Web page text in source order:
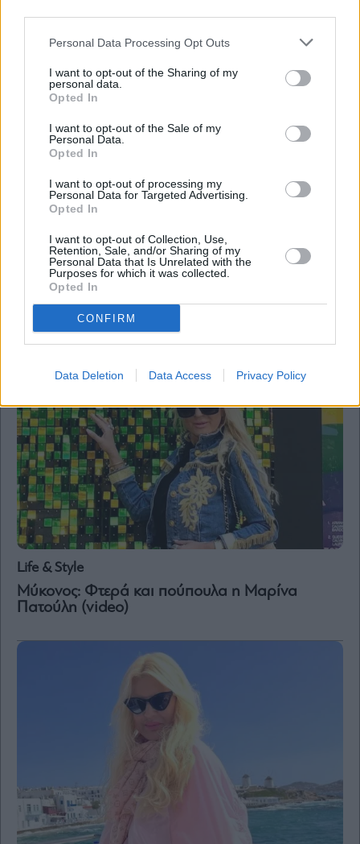
Personal Data Processing Opt Outs
I want to opt-out of the Sharing of my
personal data.
Opted In
I want to opt-out of the Sale of my
Personal Data.
Opted In
I want to opt-out of processing my
Personal Data for Targeted Advertising.
Opted In
I want to opt-out of Collection, Use,
Retention, Sale, and/or Sharing of my
Personal Data that Is Unrelated with the
Purposes for which it was collected.
Opted In
CONFIRM
Data Deletion Data Access Privacy Policy
Life & Style
Μαρίνα Πατούλη: «Λαμπερές» εμφανίσεις στο
νησί των ανέμων
Life & Style
Μύκονος: Φτερά και πούπουλα η Μαρίνα
Πατούλη (video)